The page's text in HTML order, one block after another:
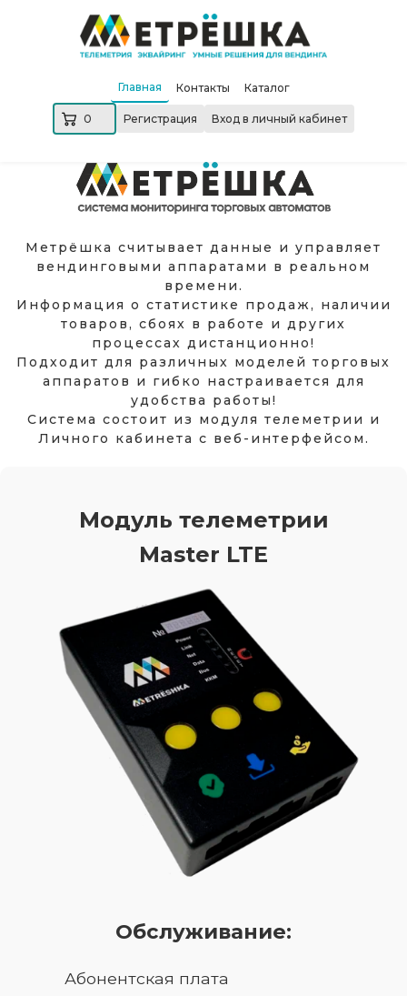
Главная Контакты Каталог
0 Регистрация Вход в личный кабинет
Метрёшка считывает данные и управляет
вендинговыми аппаратами в реальном
времени.
Информация о статистике продаж, наличии
товаров, сбоях в работе и других
процессах дистанционно!
Подходит для различных моделей торговых
аппаратов и гибко настраивается для
удобства работы!
Система состоит из модуля телеметрии и
Личного кабинета с веб-интерфейсом.
Модуль телеметрии
Master LTE
Обслуживание:
Абонентская плата